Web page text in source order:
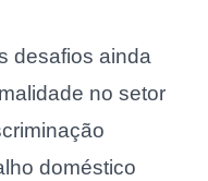
desafios ainda
no setor
doméstico